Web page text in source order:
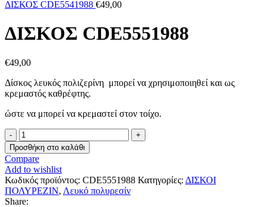
ΔΙΣΚΟΣ CDE5541988 €49,00
ΔΙΣΚΟΣ CDE5551988
€49,00
Δίσκος λευκός πολιζερίνη μπορεί να χρησιμοποιηθεί και ως
κρεμαστός καθρέφτης.
ώστε να μπορεί να κρεμαστεί στον τοίχο.
ΔΙΣΚΟΣ
CDE5551988
ποσότητα
Προσθήκη στο καλάθι
Compare
Add to wishlist
Κωδικός προϊόντος: CDE5551988 Κατηγορίες: ΔΙΣΚΟΙ
ΠΟΛΥΡΕΖΙΝ, Λευκό πολυρεσίν
Share: